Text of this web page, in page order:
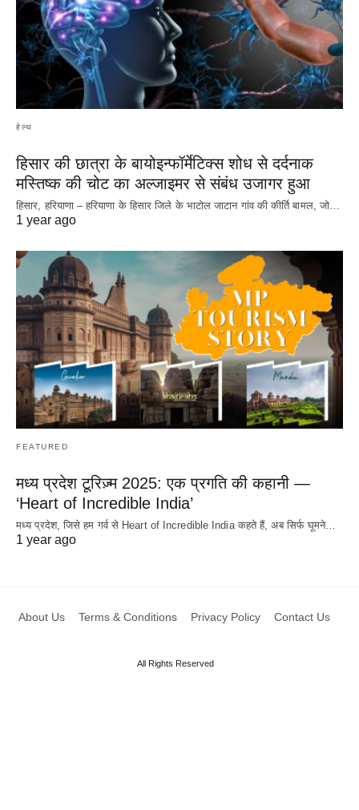
हेल्थ
हिसार की छात्रा के बायोइन्फॉर्मेटिक्स शोध से दर्दनाक
मस्तिष्क की चोट का अल्जाइमर से संबंध उजागर हुआ
हिसार, हरियाणा – हरियाणा के हिसार जिले के भाटोल जाटान गांव की कीर्ति बामल, जो…
1 year ago
FEATURED
मध्य प्रदेश टूरिज़्म 2025: एक प्रगति की कहानी —
‘Heart of Incredible India’
मध्य प्रदेश, जिसे हम गर्व से Heart of Incredible India कहते हैं, अब सिर्फ घूमने…
1 year ago
About Us Terms & Conditions Privacy Policy Contact Us
All Rights Reserved